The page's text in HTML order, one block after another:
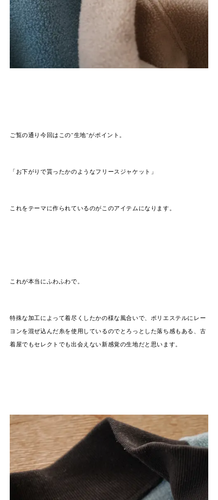
ご覧の通り今回はこの”生地”がポイント。
「お下がりで貰ったかのようなフリースジャケット」
これをテーマに作られているのがこのアイテムになります。
これが本当にふわふわで。
特殊な加工によって着尽くしたかの様な風合いで、ポリエステルにレー
ヨンを混ぜ込んだ糸を使用しているのでとろっとした落ち感もある、古
着屋でもセレクトでも出会えない新感覚の生地だと思います。